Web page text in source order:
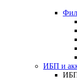
ИБП и
ИБП